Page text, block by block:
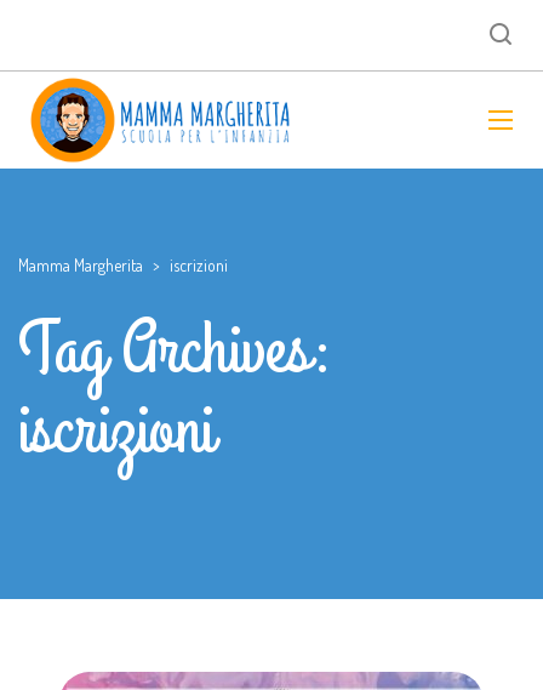
Mamma Margherita > iscrizioni
Tag Archives:
iscrizioni